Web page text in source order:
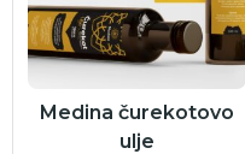
Medina čurekotovo
ulje